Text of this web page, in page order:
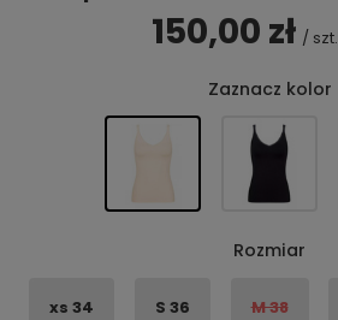
150,00 zł / szt.
Zaznacz kolor
Rozmiar
xs 34 S 36 M 38